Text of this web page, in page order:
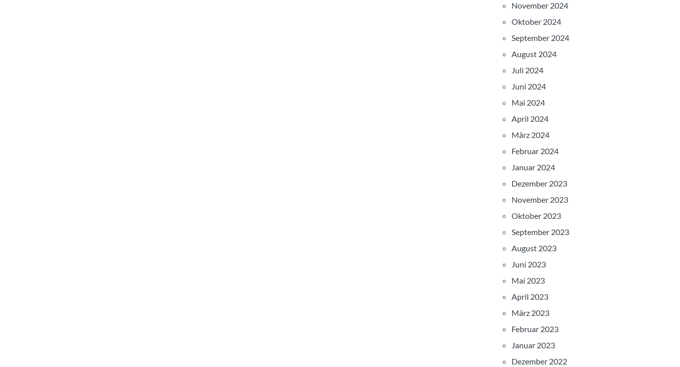
November 2024
Oktober 2024
September 2024
August 2024
Juli 2024
Juni 2024
Mai 2024
April 2024
März 2024
Februar 2024
Januar 2024
Dezember 2023
November 2023
Oktober 2023
September 2023
August 2023
Juni 2023
Mai 2023
April 2023
März 2023
Februar 2023
Januar 2023
Dezember 2022